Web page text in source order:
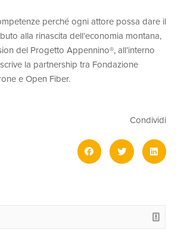
perché ogni attore possa dare il
alla rinascita dell’economia montana,
del Progetto Appennino®, all’interno
la partnership tra Fondazione
e Open Fiber.
Condividi